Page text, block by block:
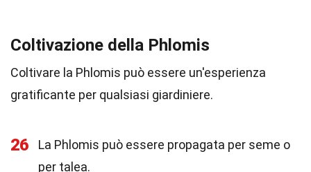
Coltivazione della Phlomis
Coltivare la Phlomis può essere un'esperienza
gratificante per qualsiasi giardiniere.
26
La Phlomis può essere propagata per seme o
per talea.